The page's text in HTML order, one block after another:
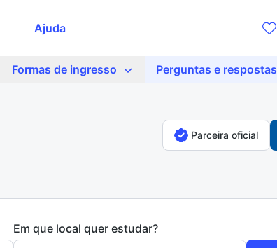
Ajuda
Formas de ingresso Perguntas e respostas
Parceira oficial
Em que local quer estudar?